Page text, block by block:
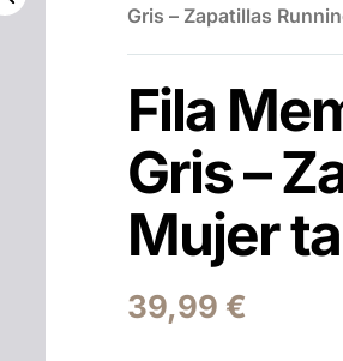
Gris – Zapatillas
Fila
Gris –
Mujer
39,99 €